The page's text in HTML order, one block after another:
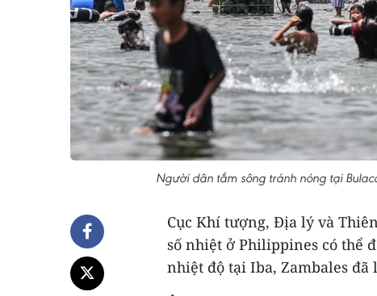
Người dân tắm sông tránh nóng tại
Cục Khí tượng, Địa lý và
số nhiệt ở Philippines có thể
nhiệt độ tại Iba, Zambales đã